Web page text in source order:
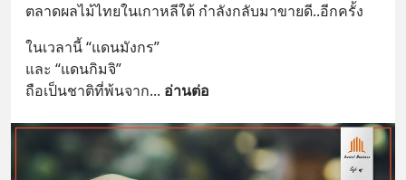
ตลาดผลไม้ไทยในเกาหลีใต้ กำลังกลับมาขายดี..อีกครั้ง
ในเวลานี้ “แดนมังกร”
และ “แดนกิมจิ”
ถือเป็นชาติที่พ้นจาก... อ่านต่อ